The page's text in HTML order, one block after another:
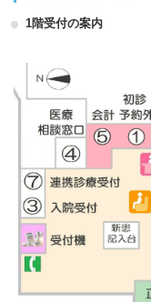
1階受付の案内